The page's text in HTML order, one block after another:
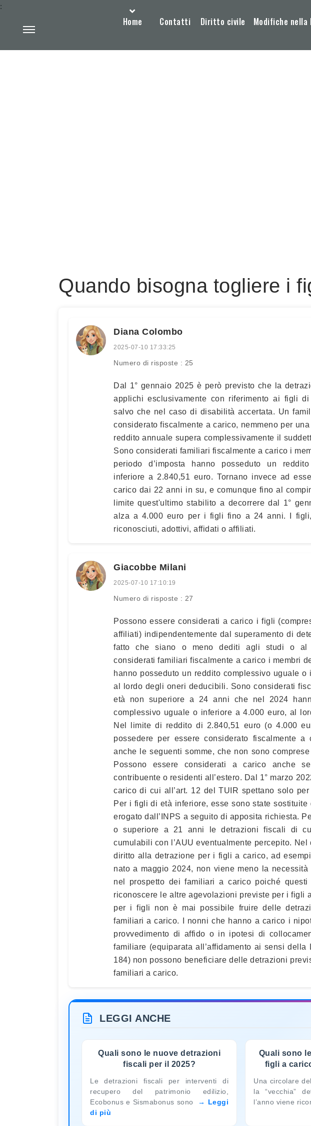
Home Contatti Diritto civile Modifiche
:
Quando bisogna togliere i
Diana Colombo
2025-07-10 17:33:25
Numero di risposte : 25
Dal 1° gennaio 2025 è però previsto che la
applichi esclusivamente con riferimento ai figli
salvo che nel caso di disabilità accertata. Un
considerato fiscalmente a carico, nemmeno per
reddito annuale supera complessivamente il
Sono considerati familiari fiscalmente a carico i
periodo d’imposta hanno posseduto un
inferiore a 2.840,51 euro. Tornano invece ad
carico dai 22 anni in su, e comunque fino al
limite quest'ultimo stabilito a decorrere dal 1°
alza a 4.000 euro per i figli fino a 24 anni. I
riconosciuti, adottivi, affidati o affiliati.
Giacobbe Milani
2025-07-10 17:10:19
Numero di risposte : 27
Possono essere considerati a carico i figli
affiliati) indipendentemente dal superamento di
fatto che siano o meno dediti agli studi o al
considerati familiari fiscalmente a carico i membri
hanno posseduto un reddito complessivo uguale o
al lordo degli oneri deducibili. Sono considerati
età non superiore a 24 anni che nel 2024
complessivo uguale o inferiore a 4.000 euro, al
Nel limite di reddito di 2.840,51 euro (o 4.000
possedere per essere considerato fiscalmente a
anche le seguenti somme, che non sono
Possono essere considerati a carico anche
contribuente o residenti all’estero. Dal 1° marzo
carico di cui all’art. 12 del TUIR spettano solo
Per i figli di età inferiore, esse sono state sostituite
erogato dall’INPS a seguito di apposita richiesta.
o superiore a 21 anni le detrazioni fiscali di
cumulabili con l’AUU eventualmente percepito.
diritto alla detrazione per i figli a carico, ad
nato a maggio 2024, non viene meno la
nel prospetto dei familiari a carico poiché
riconoscere le altre agevolazioni previste per i figli
per i figli non è mai possibile fruire delle
familiari a carico. I nonni che hanno a carico i
provvedimento di affido o in ipotesi di
familiare (equiparata all’affidamento ai sensi della
184) non possono beneficiare delle detrazioni
familiari a carico.
LEGGI ANCHE
Quali sono le nuove detrazioni
fiscali per il 2025?
Le detrazioni fiscali per interventi di
recupero del patrimonio edilizio,
Ecobonus e Sismabonus sono
Leggi
di più
Quali sono
figli a
Una circolare
la “vecchia”
l’anno viene